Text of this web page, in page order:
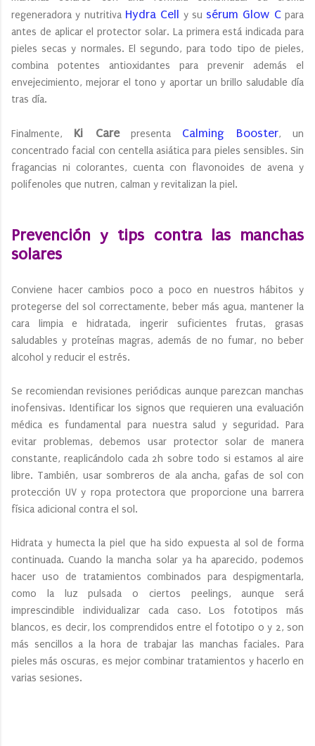
regeneradora y nutritiva Hydra Cell y su sérum Glow Cpara
antes de aplicar el protector solar. La primera está indicada para
pieles secas y normales. El segundo, para todo tipo de pieles,
combina potentes antioxidantes para prevenir además el
envejecimiento, mejorar el tono y aportar un brillo saludable día
tras día.
Finalmente, Ki Carepresenta Calming Booster, un
concentrado facial con centella asiática para pieles sensibles. Sin
fragancias ni colorantes, cuenta con flavonoides de avena y
polifenoles que nutren, calman y revitalizan la piel.
Prevención y tips contra las manchas
solares
Conviene hacer cambios poco a poco en nuestros hábitos y
protegerse del sol correctamente, beber más agua, mantener la
cara limpia e hidratada, ingerir suficientes frutas, grasas
saludables y proteínas magras, además de no fumar, no beber
alcohol y reducir el estrés.
Se recomiendan revisiones periódicas aunque parezcan manchas
inofensivas. Identificar los signos que requieren una evaluación
médica es fundamental para nuestra salud y seguridad. Para
evitar problemas, debemos usar protector solar de manera
constante, reaplicándolo cada 2h sobre todo si estamos al aire
libre. También, usar sombreros de ala ancha, gafas de sol con
protección UV y ropa protectora que proporcione una barrera
física adicional contra el sol.
Hidrata y humecta la piel que ha sido expuesta al sol de forma
continuada. Cuando la mancha solar ya ha aparecido, podemos
hacer uso de tratamientos combinados para despigmentarla,
como la luz pulsada o ciertos peelings, aunque será
imprescindible individualizar cada caso. Los fototipos más
blancos, es decir, los comprendidos entre el fototipo 0 y 2, son
más sencillos a la hora de trabajar las manchas faciales. Para
pieles más oscuras, es mejor combinar tratamientos y hacerlo en
varias sesiones.